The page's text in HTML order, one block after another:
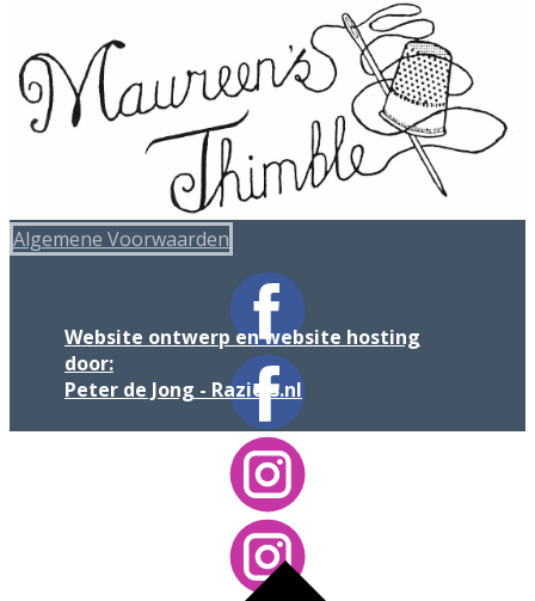
Algemene Voorwaarden
Website ontwerp en website hosting
door:
Peter de Jong - Raziels.nl